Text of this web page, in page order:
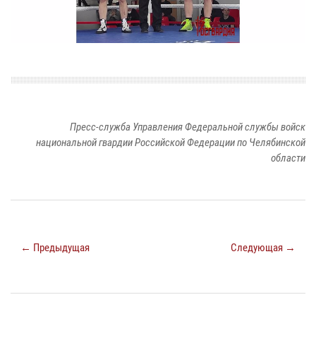
Пресс-служба Управления Федеральной службы войск
национальной гвардии Российской Федерации по Челябинской
области
← Предыдущая Следующая →